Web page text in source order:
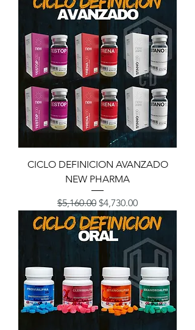
CICLO DEFINICION AVANZADO
NEW PHARMA
Precio
$5,160.00 Precio de oferta
$4,730.00